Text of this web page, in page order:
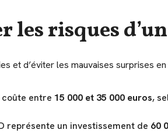
les risques
et d’éviter les mauvaises surprises
entre 15 000 et 35 000 euros,
représente un investissement de 60